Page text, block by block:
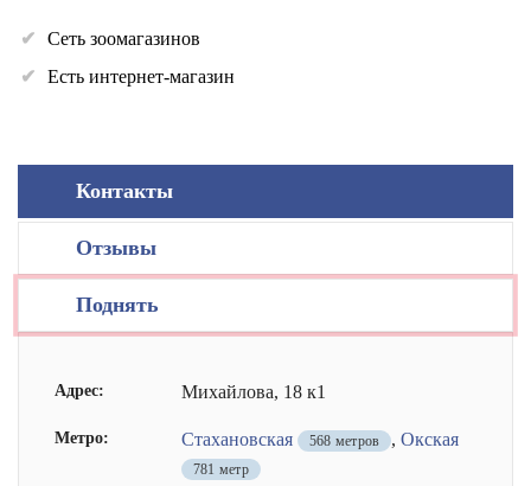
Сеть зоомагазинов
Есть интернет-магазин
Контакты
Отзывы
Поднять
Адрес: Михайлова, 18 к1
Метро: Стахановская 568 метров ,Окская
781 метр